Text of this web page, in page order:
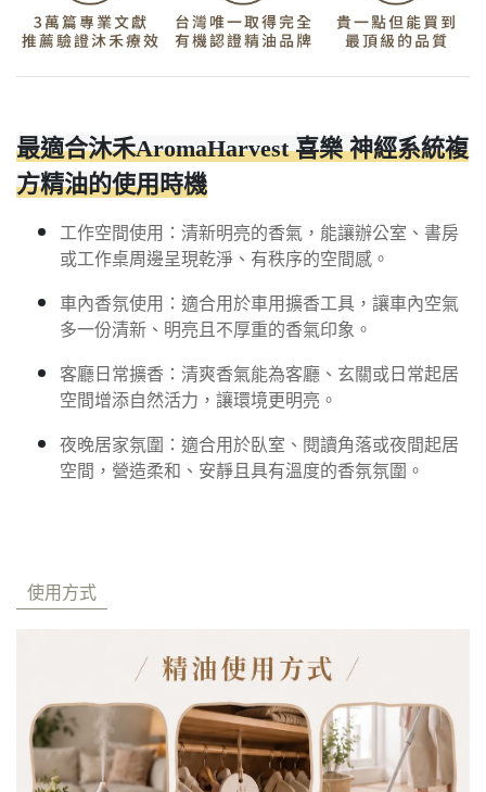
最適合沐禾AromaHarvest 喜樂 神經系統複
方精油的使用時機
工作空間使用：清新明亮的香氣，能讓辦公室、書房
或工作桌周邊呈現乾淨、有秩序的空間感。
車內香氛使用：適合用於車用擴香工具，讓車內空氣
多一份清新、明亮且不厚重的香氣印象。
客廳日常擴香：清爽香氣能為客廳、玄關或日常起居
空間增添自然活力，讓環境更明亮。
夜晚居家氛圍：適合用於臥室、閱讀角落或夜間起居
空間，營造柔和、安靜且具有溫度的香氛氛圍。
使用方式